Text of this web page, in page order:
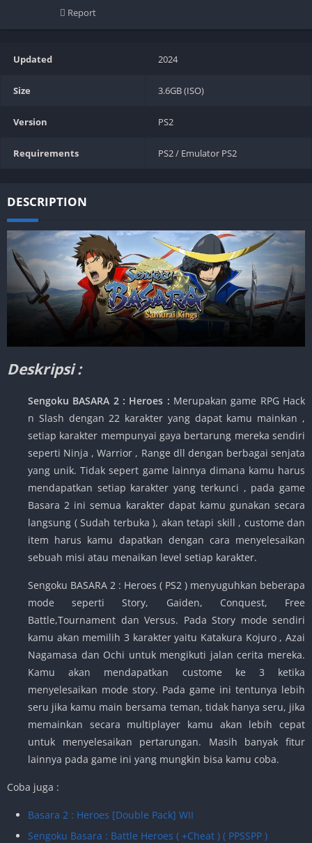
Report
Updated 2024
Size 3.6GB (ISO)
Version PS2
Requirements PS2 / Emulator PS2
DESCRIPTION
Deskripsi :
Sengoku BASARA 2 : Heroes : Merupakan game RPG Hack
n Slash dengan 22 karakter yang dapat kamu mainkan ,
setiap karakter mempunyai gaya bertarung mereka sendiri
seperti Ninja , Warrior , Range dll dengan berbagai senjata
yang unik. Tidak sepert game lainnya dimana kamu harus
mendapatkan setiap karakter yang terkunci , pada game
Basara 2 ini semua karakter dapat kamu gunakan secara
langsung ( Sudah terbuka ), akan tetapi skill , custome dan
item harus kamu dapatkan dengan cara menyelesaikan
sebuah misi atau menaikan level setiap karakter.
Sengoku BASARA 2 : Heroes ( PS2 ) menyuguhkan beberapa
mode seperti Story, Gaiden, Conquest, Free
Battle,Tournament dan Versus. Pada Story mode sendiri
kamu akan memilih 3 karakter yaitu Katakura Kojuro , Azai
Nagamasa dan Ochi untuk mengikuti jalan cerita mereka.
Kamu akan mendapatkan custome ke 3 ketika
menyelesaikan mode story. Pada game ini tentunya lebih
seru jika kamu main bersama teman, tidak hanya seru, jika
memainkan secara multiplayer kamu akan lebih cepat
untuk menyelesaikan pertarungan. Masih banyak fitur
lainnya pada game ini yang mungkin bisa kamu coba.
Coba juga :
Basara 2 : Heroes [Double Pack] WII
Sengoku Basara : Battle Heroes ( +Cheat ) ( PPSSPP )